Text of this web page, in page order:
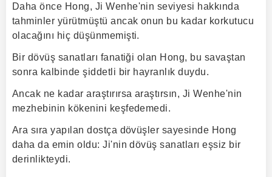
Daha önce Hong, Ji Wenhe'nin seviyesi hakkında
tahminler yürütmüştü ancak onun bu kadar korkutucu
olacağını hiç düşünmemişti.
Bir dövüş sanatları fanatiği olan Hong, bu savaştan
sonra kalbinde şiddetli bir hayranlık duydu.
Ancak ne kadar araştırırsa araştırsın, Ji Wenhe'nin
mezhebinin kökenini keşfedemedi.
Ara sıra yapılan dostça dövüşler sayesinde Hong
daha da emin oldu: Ji'nin dövüş sanatları eşsiz bir
derinlikteydi.